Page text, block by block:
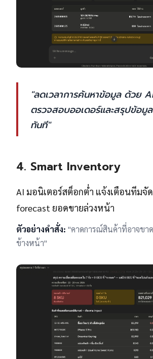
"ลดเวลาการค้นหาข้อมูล ด้วย
ตรวจสอบออเดอร์และสรุปข้อมู
ทันที"
4. Smart Inventory
AI มอนิเตอร์สต็อกต่ำ แจ้งเตือนทีมจั
forecast ยอดขายล่วงหน้า
ตัวอย่างคำสั่ง: "คาดการณ์สินค้าที่อาจขา
ข้างหน้า"